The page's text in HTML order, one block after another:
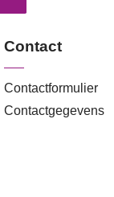
Contact
Contactformulier
Contactgegevens